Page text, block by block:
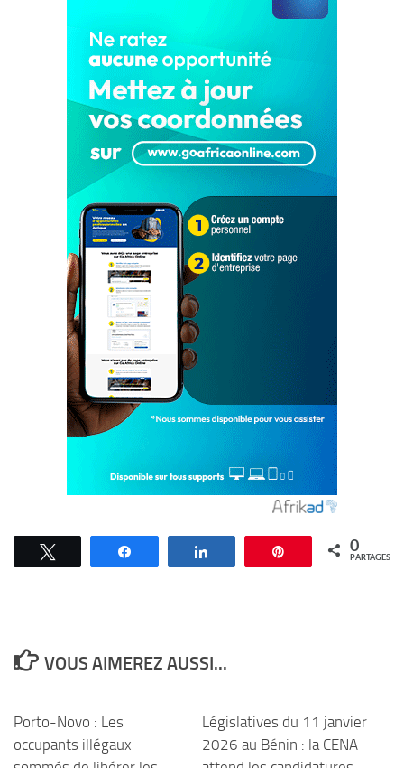
Épingle 0
PARTAGES
VOUS AIMEREZ AUSSI...
Porto-Novo : Les
occupants illégaux
Législatives du 11 janvier
2026 au Bénin : la CENA